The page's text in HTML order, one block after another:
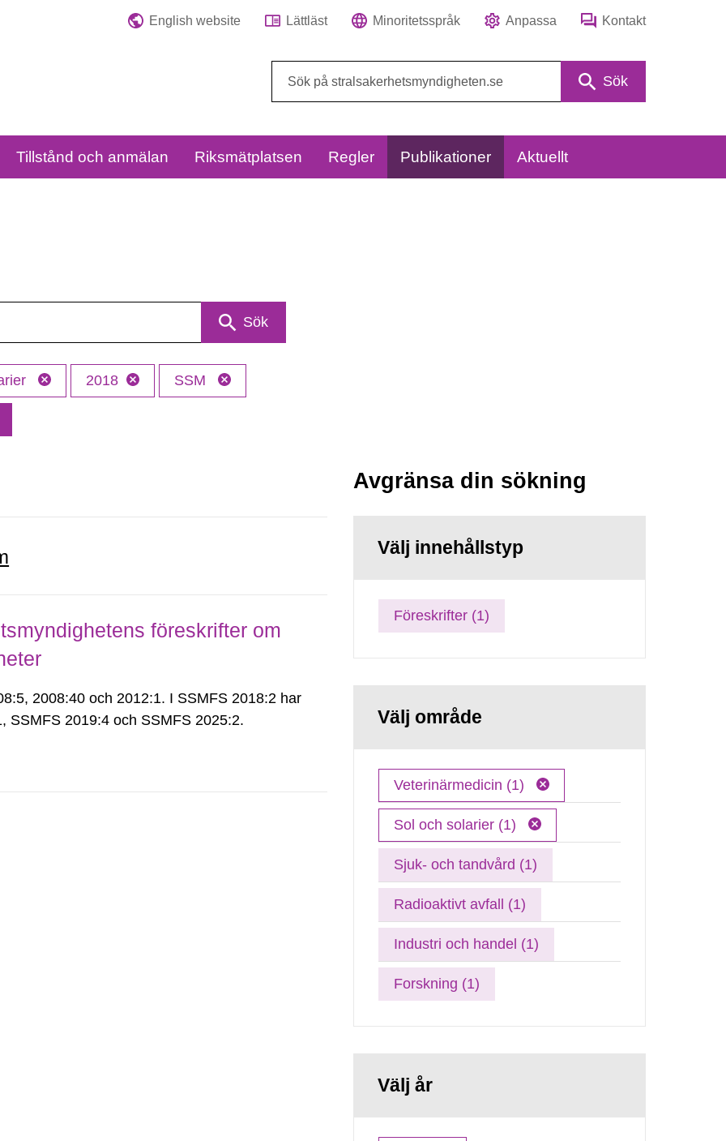
English website Lättläst Minoritetsspråk Anpassa Kontakt
Sök
Tillstånd och anmälan Riksmätplatsen Regler Publikationer Aktuellt
Sök
2018 SSM
föreskrifter om
2008:40 och 2012:1. I SSMFS 2018:2 har
SSMFS 2019:4 och SSMFS 2025:2.
Avgränsa din sökning
Välj innehållstyp
Föreskrifter (1)
Välj område
Veterinärmedicin (1)
Sol och solarier (1)
Sjuk- och tandvård (1)
Radioaktivt avfall (1)
Industri och handel (1)
Forskning (1)
Välj år